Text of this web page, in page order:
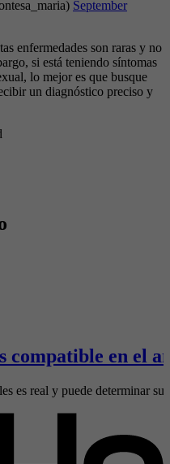
September
enfermedades son raras y no
si está teniendo síntomas
lo mejor es que busque
un diagnóstico preciso y
compatible en el
es real y puede determinar